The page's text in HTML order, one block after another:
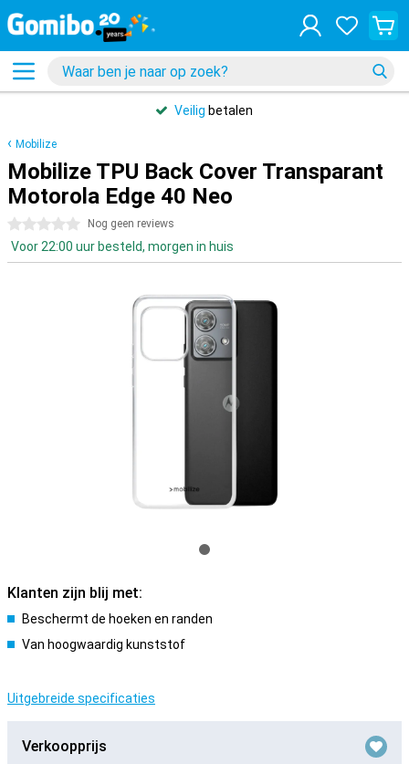
Veilig betalen
Mobilize
Mobilize TPU Back Cover Transparant
Motorola Edge 40 Neo
0 sterren Nog geen reviews
Voor 22:00 uur besteld, morgen in huis
Klanten zijn blij met:
Beschermt de hoeken en randen
Van hoogwaardig kunststof
Uitgebreide specificaties
Verkoopprijs